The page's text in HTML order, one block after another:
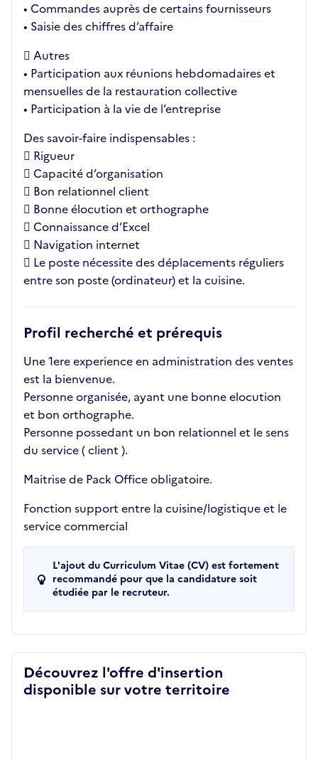
• Commandes auprès de certains fournisseurs
• Saisie des chiffres d’affaire
 Autres
• Participation aux réunions hebdomadaires et
mensuelles de la restauration collective
• Participation à la vie de l’entreprise
Des savoir-faire indispensables :
 Rigueur
 Capacité d’organisation
 Bon relationnel client
 Bonne élocution et orthographe
 Connaissance d’Excel
 Navigation internet
 Le poste nécessite des déplacements réguliers
entre son poste (ordinateur) et la cuisine.
Profil recherché et prérequis
Une 1ere experience en administration des ventes
est la bienvenue.
Personne organisée, ayant une bonne elocution
et bon orthographe.
Personne possedant un bon relationnel et le sens
du service ( client ).
Maitrise de Pack Office obligatoire.
Fonction support entre la cuisine/logistique et le
service commercial
L'ajout du Curriculum Vitae (CV) est fortement
recommandé pour que la candidature soit
étudiée par le recruteur.
Découvrez l'offre d'insertion
disponible sur votre territoire